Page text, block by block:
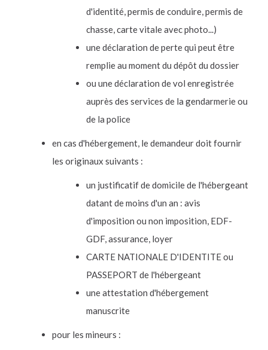
d'identité, permis de conduire, permis de
chasse, carte vitale avec photo...)
une déclaration de perte qui peut être
remplie au moment du dépôt du dossier
ou une déclaration de vol enregistrée
auprès des services de la gendarmerie ou
de la police
en cas d'hébergement, le demandeur doit fournir
les originaux suivants :
un justificatif de domicile de l'hébergeant
datant de moins d'un an : avis
d'imposition ou non imposition, EDF-
GDF, assurance, loyer
CARTE NATIONALE D'IDENTITE ou
PASSEPORT de l'hébergeant
une attestation d'hébergement
manuscrite
pour les mineurs :